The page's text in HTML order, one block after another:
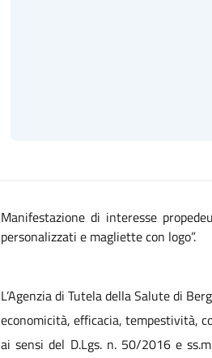
Manifestazione di interesse
personalizzati e magliette con logo”.
L’Agenzia di Tutela della Salute di
economicità, efficacia, tempestività,
ai sensi del D.Lgs. n. 50/2016 e